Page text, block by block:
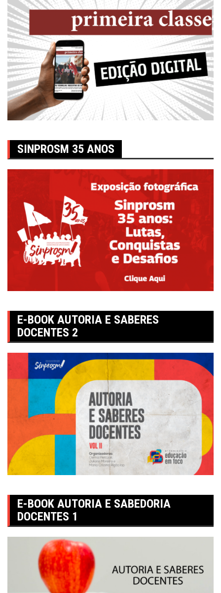
SINPROSM 35 ANOS
E-BOOK AUTORIA E SABERES
DOCENTES 2
E-BOOK AUTORIA E SABEDORIA
DOCENTES 1